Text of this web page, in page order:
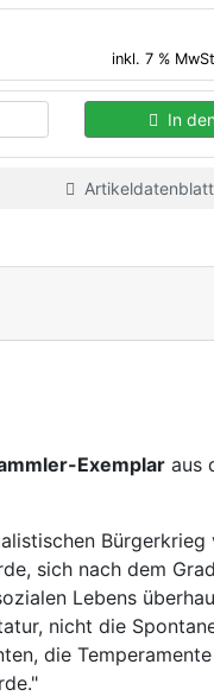
inkl. 7 %
In
Exemplar aus
Bürgerkrieg
sich nach dem
Lebens
nicht die
die Temperamente